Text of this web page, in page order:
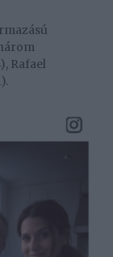
Rafael